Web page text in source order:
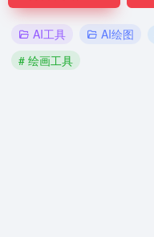
AI工具 AI绘图
# 绘画工具